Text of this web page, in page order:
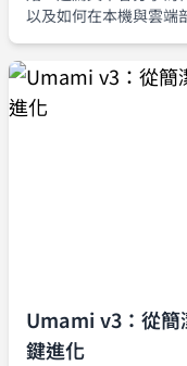
以及如何在本機與雲
Umami v3：從簡
鍵進化